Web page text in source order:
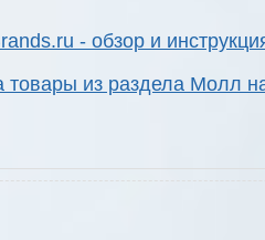
- обзор и
товары из раздела Молл